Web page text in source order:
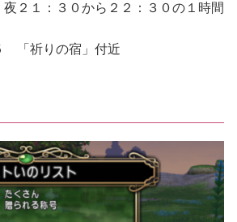
２１：３０から２２：３０の１時間
「祈りの宿」付近